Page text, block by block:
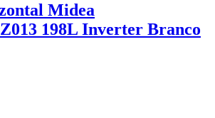
Midea
198L Inverter Branco